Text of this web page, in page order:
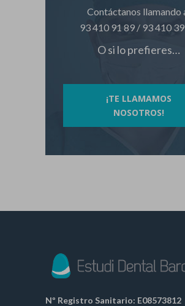
Contáctanos llamando
93 410 91 89 / 93 410
O si lo prefieres…
¡TE LLAMAMOS
NOSOTROS!
Nº Registro Sanitario: E08573812